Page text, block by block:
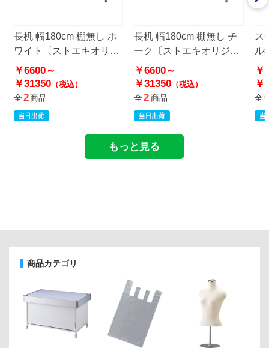
長机 幅180cm 棚無し ホ
ワイト〔ストエキオリジ
ナル〕
￥6600～
￥31350（税込）
全2商品
長机 幅180cm 棚無し チ
ーク〔ストエキオリジナ
ル〕
￥6600～
￥31350 （税込）
全2商品
ス
ル
オ
￥
￥
全6
もっと見る
商品カテゴリ